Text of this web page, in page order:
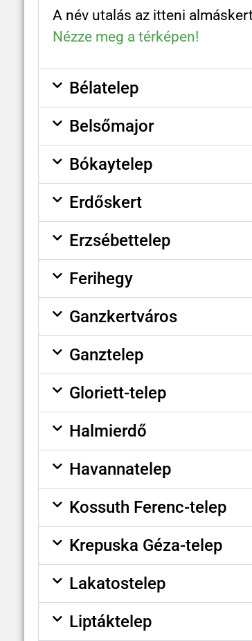
A név utalás az itteni
Nézze meg a térképen!
Bélatelep
Belsőmajor
Bókaytelep
Erdőskert
Erzsébettelep
Ferihegy
Ganzkertváros
Ganztelep
Gloriett-telep
Halmierdő
Havannatelep
Kossuth Ferenc-telep
Krepuska Géza-telep
Lakatostelep
Liptáktelep